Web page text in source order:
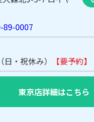
89-0007
・祝休み/土曜は不定休
大阪店詳細はこちら